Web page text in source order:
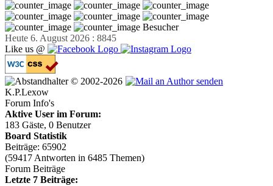
Besucher
Heute 6. August 2026 : 8845
Like us @
© 2002-2026
K.P.Lexow
Forum Info's
Aktive User im Forum:
183 Gäste, 0 Benutzer
Board Statistik
Beiträge: 65902
(59417 Antworten in 6485 Themen)
Forum Beiträge
Letzte 7 Beiträge: